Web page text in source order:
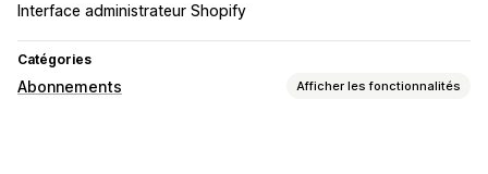
Interface administrateur Shopify
Catégories
Abonnements Afficher les fonctionnalités